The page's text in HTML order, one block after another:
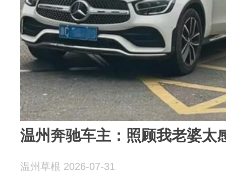
温州奔驰车主：照顾我老婆太
温州草根 2026-07-31